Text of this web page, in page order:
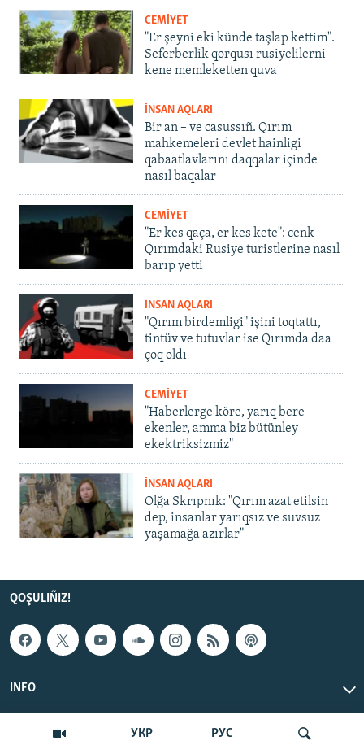
УКР РУС
CEMİYET
"Er şeyni eki künde taşlap kettim".
Seferberlik qorqusı rusiyelilerni
kene memleketten quva
İNSAN AQLARI
Bir an – ve casussıñ. Qırım
mahkemeleri devlet hainligi
qabaatlavlarını daqqalar içinde
nasıl baqalar
CEMİYET
"Er kes qaça, er kes kete": cenk
Qırımdaki Rusiye turistlerine nasıl
barıp yetti
İNSAN AQLARI
"Qırım birdemligi" işini toqtattı,
tintüv ve tutuvlar ise Qırımda daa
çoq oldı
CEMİYET
"Haberlerge köre, yarıq bere
ekenler, amma biz bütünley
ekektriksizmiz"
İNSAN AQLARI
Olğa Skrıpnık: "Qırım azat etilsin
dep, insanlar yarıqsız ve suvsuz
yaşamağa azırlar"
QOŞULIÑIZ!
INFO
© Qırım.Aqiqat, 2026 | All Rights Reserved.